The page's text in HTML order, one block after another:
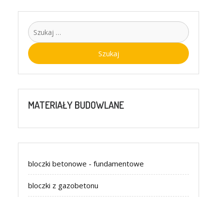
Szukaj:
MATERIAŁY BUDOWLANE
bloczki betonowe - fundamentowe
bloczki z gazobetonu